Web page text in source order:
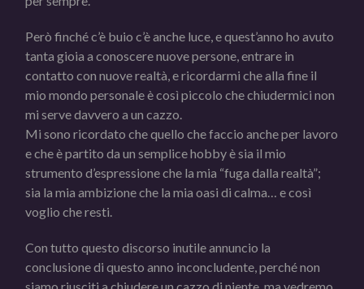
Però finché c’è buio c’è anche luce, e quest’anno ho avuto
tanta gioia a conoscere nuove persone, entrare in
contatto con nuove realtà, e ricordarmi che alla fine il
mio mondo personale è così piccolo che chiudermici non
mi serve davvero a un cazzo.
Mi sono ricordato che quello che faccio anche per lavoro
e che è partito da un semplice hobby è sia il mio
strumento d’espressione che la mia “fuga dalla realtà”;
sia la mia ambizione che la mia oasi di calma… e così
voglio che resti.
Con tutto questo discorso inutile annuncio la
conclusione di questo anno inconcludente, perché non